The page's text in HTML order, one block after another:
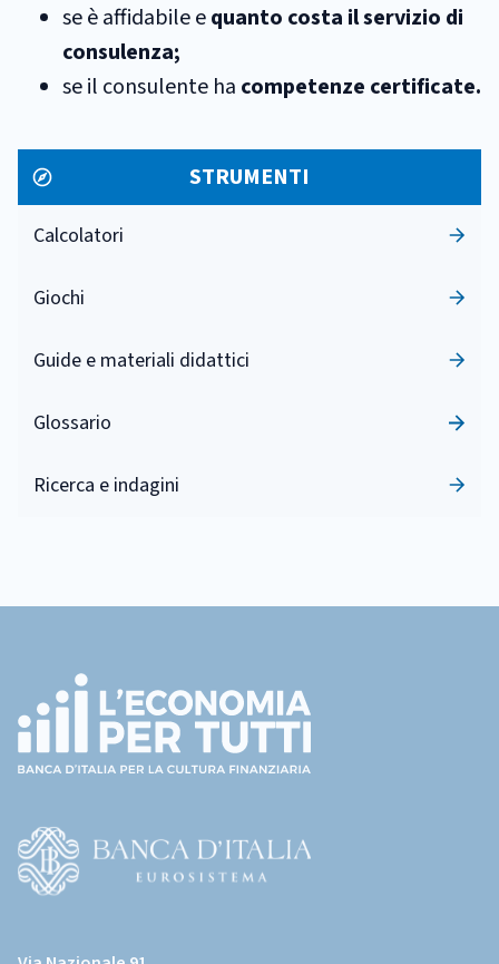
se è affidabile equanto costa il servizio di
consulenza;
se il consulente ha competenze certificate.
STRUMENTI
Calcolatori
Giochi
Guide e materiali didattici
Glossario
Ricerca e indagini
page)